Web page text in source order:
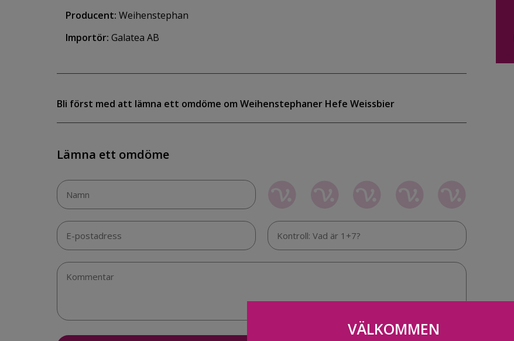
Producent: Weihenstephan
Importör: Galatea AB
Bli först med att lämna ett omdöme om Weihenstephaner Hefe Weissbier
Lämna ett omdöme
VÄLKOMMEN